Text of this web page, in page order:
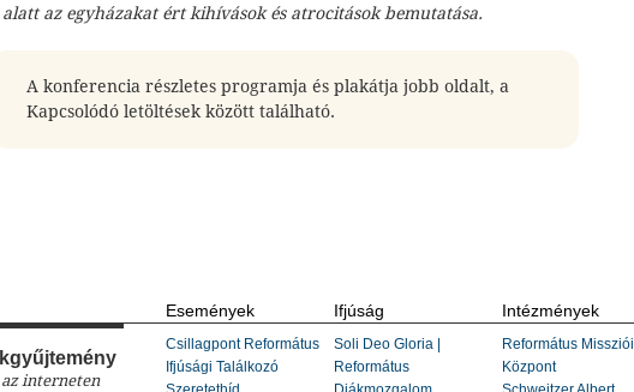
az egyházakat ért kihívások és atrocitások bemutatása.
A konferencia részletes programja és plakátja jobb oldalt, a
Kapcsolódó letöltések között található.
interneten
Események
Csillagpont Református
Ifjúsági Találkozó
Ifjúság
Soli Deo Gloria |
Református
Intézmények
Református Missziói
Központ